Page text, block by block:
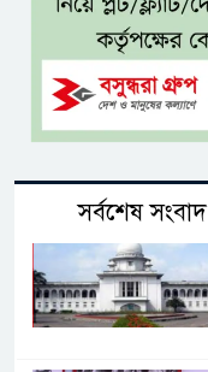
সর্বশেষ সংবাদ